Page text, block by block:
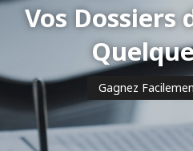
Vos Dossiers
Gagnez